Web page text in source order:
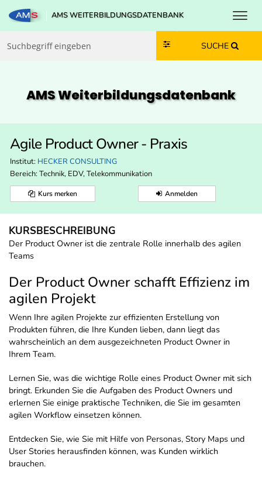
Zum Inhalt springen
Zum Navmenü springen
Zur Suche springen
Zur Footer springen
AMS WEITERBILDUNGSDATENBANK
SUCHE
AMS Weiterbildungs­datenbank
Agile Product Owner - Praxis
Institut: HECKER CONSULTING
Bereich: Technik, EDV, Telekommunikation
Kurs merken Anmelden
KURSBESCHREIBUNG
Der Product Owner ist die zentrale Rolle innerhalb des agilen
Teams
Der Product Owner schafft Effizienz im
agilen Projekt
Wenn Ihre agilen Projekte zur effizienten Erstellung von
Produkten führen, die Ihre Kunden lieben, dann liegt das
wahrscheinlich an dem ausgezeichneten Product Owner in
Ihrem Team.
Lernen Sie, was die wichtige Rolle eines Product Owner mit sich
bringt. Erkunden Sie die Aufgaben des Product Owners und
erlernen Sie einige praktische Techniken, die Sie im gesamten
agilen Workflow einsetzen können.
Entdecken Sie, wie Sie mit Hilfe von Personas, Story Maps und
User Stories herausfinden können, was Kunden wirklich
brauchen.